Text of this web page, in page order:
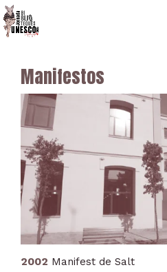
Manifestos
2002 Manifest de Salt